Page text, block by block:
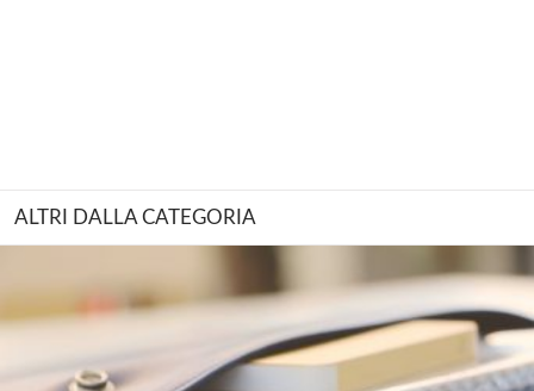
ALTRI DALLA CATEGORIA